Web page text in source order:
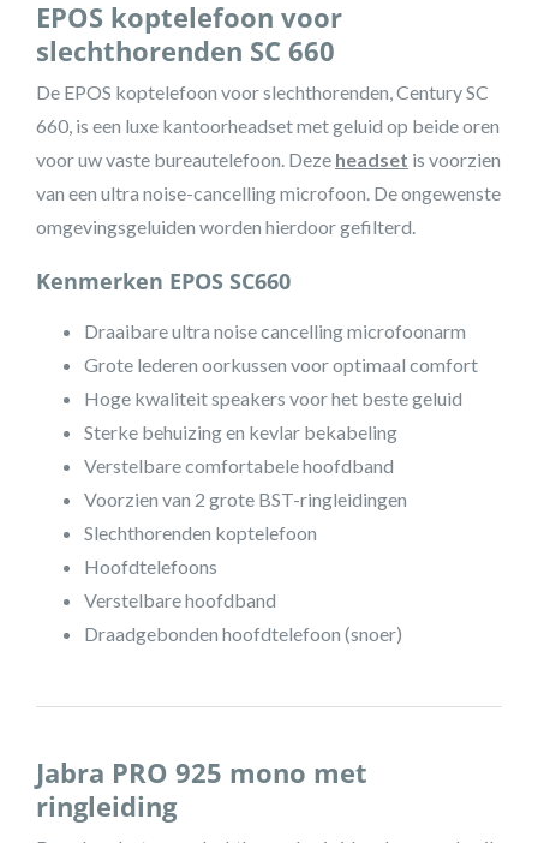
EPOS koptelefoon voor
slechthorenden SC 660
De EPOS koptelefoon voor slechthorenden, Century SC
660, is een luxe kantoorheadset met geluid op beide oren
voor uw vaste bureautelefoon. Deze headset is voorzien
van een ultra noise-cancelling microfoon. De ongewenste
omgevingsgeluiden worden hierdoor gefilterd.
Kenmerken EPOS SC660
Draaibare ultra noise cancelling microfoonarm
Grote lederen oorkussen voor optimaal comfort
Hoge kwaliteit speakers voor het beste geluid
Sterke behuizing en kevlar bekabeling
Verstelbare comfortabele hoofdband
Voorzien van 2 grote BST-ringleidingen
Slechthorenden koptelefoon
Hoofdtelefoons
Verstelbare hoofdband
Draadgebonden hoofdtelefoon (snoer)
Jabra PRO 925 mono met
ringleiding